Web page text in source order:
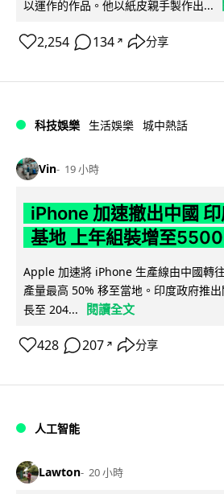
以運作的作品。他以紙皮親手製作出...
2,254 134 ↗ 分享
科技娛樂 生活娛樂 城中熱話
Vin 19 小時
iPhone 加速撤出中國
基地 上年組裝增至
Apple 加速將 iPhone 生產線由中國轉
產量最高 50% 移至當地。印度政府推
長至 204...
閱讀全文
428 207 ↗ 分享
人工智能
Lawton 20 小時